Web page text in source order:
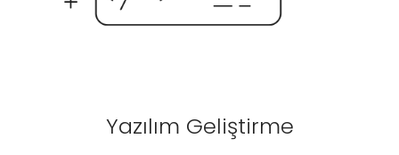
Yazılım Geliştirme